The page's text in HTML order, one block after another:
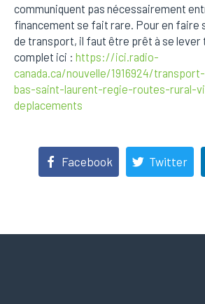
communiquent pas nécessairement
financement se fait rare. Pour en faire
de transport, il faut être prêt à se lever
complet ici : https://ici.radio-
canada.ca/nouvelle/1916924/
bas-saint-laurent-regie-routes-rural-
deplacements
Facebook Twitter